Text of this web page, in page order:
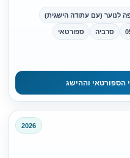
לנוער (עם עתודה הישגית)
סרביה ספורטאי
הספורטאי וההישג
2026